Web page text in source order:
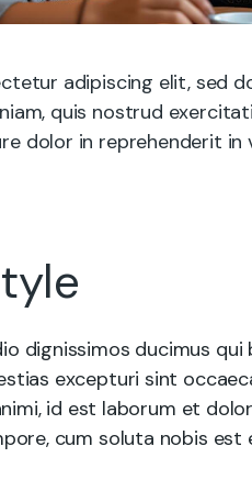
adipiscing elit, sed
quis nostrud
dolor in reprehenderit
dignissimos ducimus
excepturi sint
id est laborum et
cum soluta nobis